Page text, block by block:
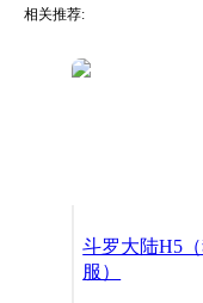
相关推荐:
斗罗大陆H5
服）